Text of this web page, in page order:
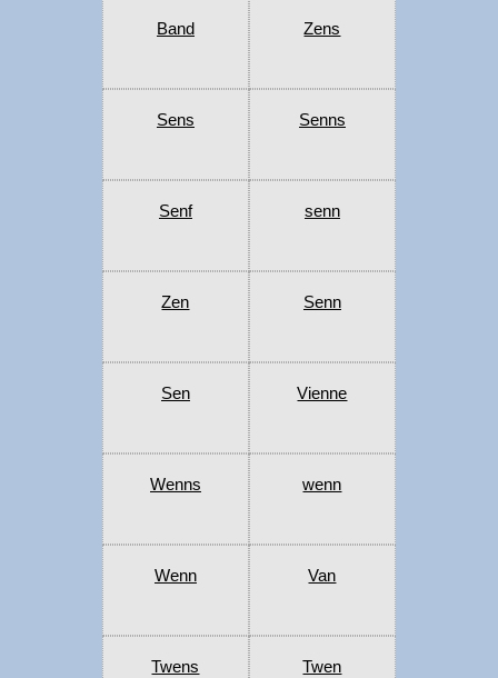
Band Zens
Sens Senns
Senf senn
Zen Senn
Sen Vienne
Wenns wenn
Wenn Van
Twens Twen